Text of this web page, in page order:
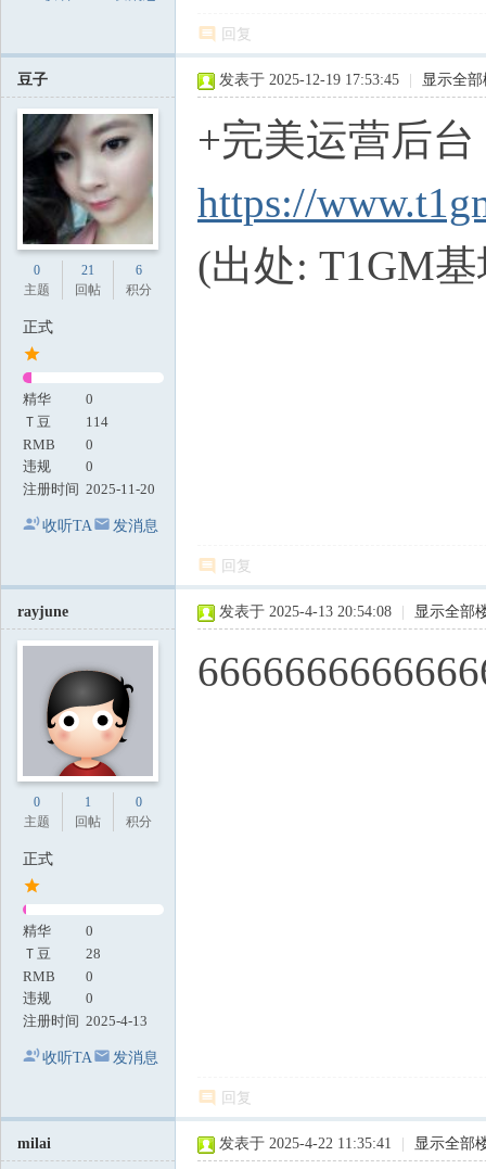
回复
豆子
0
主题
21
回帖
6
积分
正式
精华
0
Ｔ豆
114
RMB
0
违规
0
注册时间 2025-11-20
收听TA 发消息
发表于 2025-12-19 17:53:45 显示全
+完美运营后台
https://
(出处: T1GM
回复
rayjune
0
主题
1
回帖
0
积分
正式
精华
0
Ｔ豆
28
RMB
0
违规
0
注册时间 2025-4-13
收听TA 发消息
发表于 2025-4-13 20:54:08 显示全部
回复
milai 发表于 2025-4-22 11:35:41 显示全部